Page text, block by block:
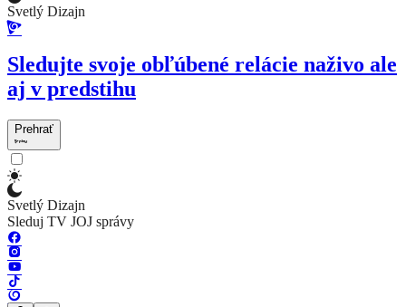
Svetlý Dizajn
Sledujte svoje obľúbené relácie naživo ale
aj v predstihu
Prehrať
Svetlý Dizajn
Sleduj TV JOJ správy